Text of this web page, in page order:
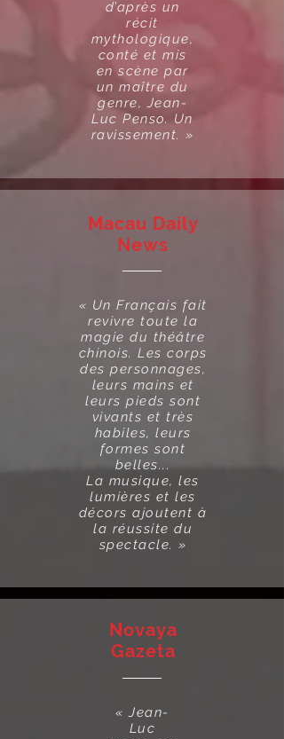
d’après un
récit
mythologique,
conté et mis
en scène par
un maître du
genre, Jean-
Luc Penso. Un
ravissement. »
Macau Daily
News
« Un Français fait
revivre toute la
magie du théâtre
chinois. Les corps
des personnages,
leurs mains et
leurs pieds sont
vivants et très
habiles, leurs
formes sont
belles...
La musique, les
lumières et les
décors ajoutent à
la réussite du
spectacle. »
Novaya
Gazeta
«Jean-
Luc